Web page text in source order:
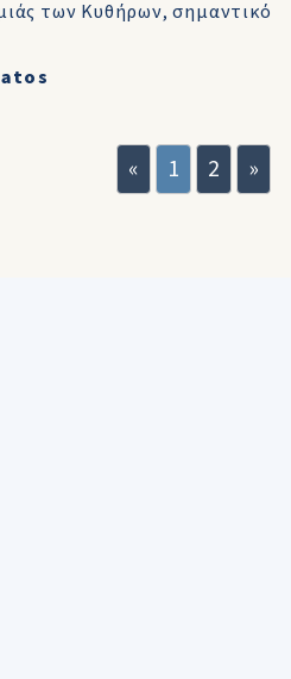
των Κυθήρων, σημαντικό
« 1 2 »